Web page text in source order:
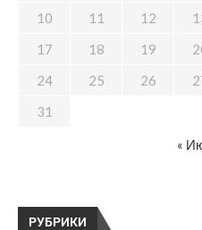
РУБРИКИ
10
11 12
17
18 19
24
25 26
31
«